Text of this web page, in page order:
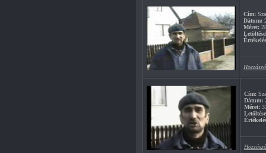
Cím:
Dátum:
Méret:
Cím:
Dátum:
Méret: